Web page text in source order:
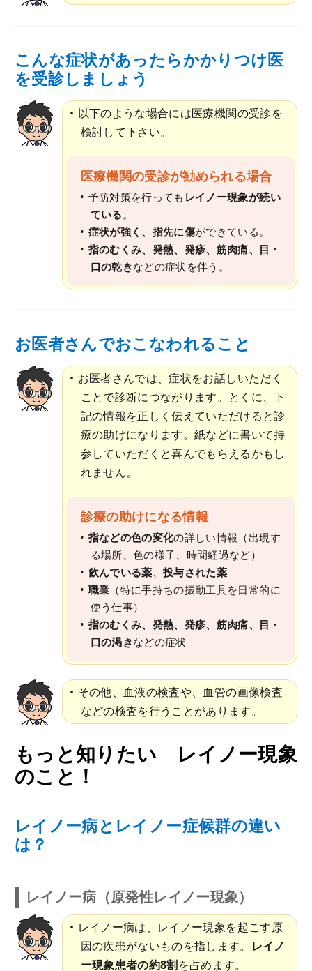
こんな症状があったらかかりつけ医
を受診しましょう
以下のような場合には医療機関の受診を
検討して下さい。
医療機関の受診が勧められる場合
予防対策を行っても レイノー現象が続い
ている。
症状が強く、指先に傷ができている。
指のむくみ、発熱、発疹、筋肉痛、目・
口の乾きなどの症状を伴う。
お医者さんでおこなわれること
お医者さんでは、症状をお話しいただく
ことで診断につながります。とくに、下
記の情報を正しく伝えていただけると診
療の助けになります。紙などに書いて持
参していただくと喜んでもらえるかもし
れません。
診療の助けになる情報
指などの色の変化の詳しい情報（出現す
る場所、色の様子、時間経過など）
飲んでいる薬、投与された薬
職業 （特に手持ちの振動工具を日常的に
使う仕事）
指のむくみ、発熱、発疹、筋肉痛、目・
口の渇きなどの症状
その他、血液の検査や、血管の画像検査
などの検査を行うことがあります。
もっと知りたい レイノー現象
のこと！
レイノー病とレイノー症候群の違い
は？
レイノー病（原発性レイノー現象）
レイノー病は、レイノー現象を起こす原
因の疾患がないものを指します。
レイノ
ー現象患者の約8割を占めます。